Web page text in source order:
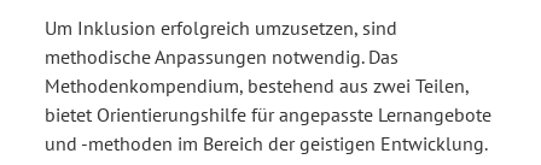
Um Inklusion erfolgreich umzusetzen, sind
methodische Anpassungen notwendig. Das
Methodenkompendium, bestehend aus zwei Teilen,
bietet Orientierungshilfe für angepasste Lernangebote
und -methoden im Bereich der geistigen Entwicklung.